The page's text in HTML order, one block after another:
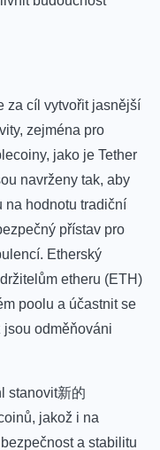
za cíl vytvořit jasnější
⁢zejména pro
jako je ​Tether⁤
navrženy tak, aby
na hodnotu tradiční
přístav pro
Etherský
etheru (ETH)
poolu a účastnit ⁢se
jsou odměňováni
​stanovit新的
jakož i na
a stabilitu‍